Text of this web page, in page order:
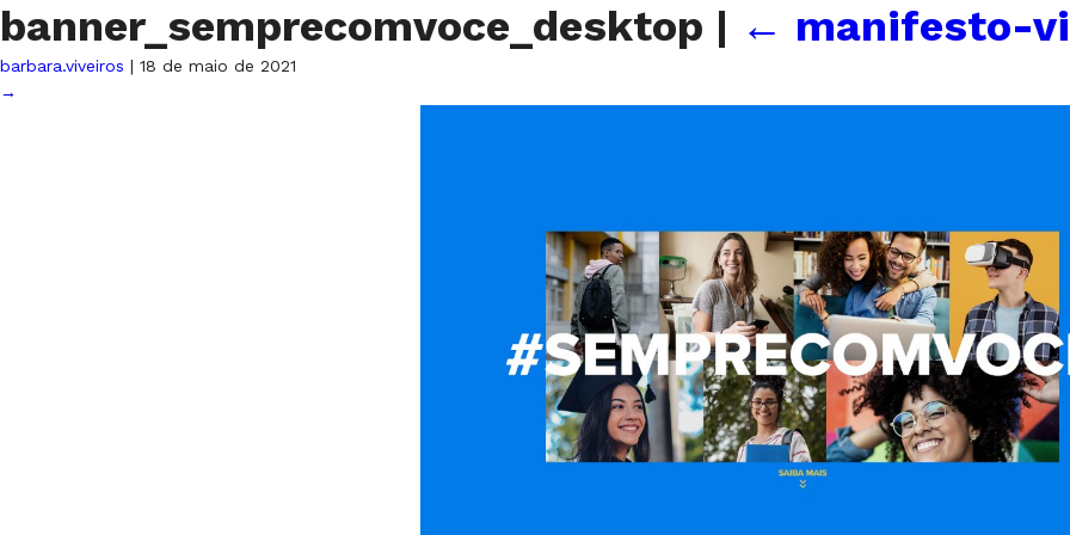
banner_semprecomvoce_desktop | ← manifesto-
barbara.viveiros | 18 de maio de 2021
→